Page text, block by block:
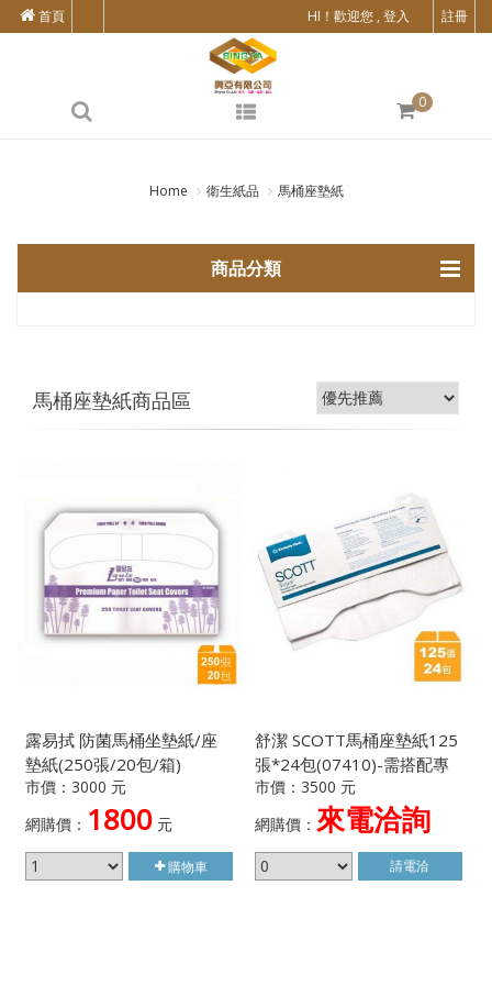
HI！歡迎您 , 登入 註冊
首頁
0
Home 衛生紙品 馬桶座墊紙
商品分類
馬桶座墊紙商品區
露易拭 防菌馬桶坐墊紙/座
墊紙(250張/20包/箱)
市價：3000 元
網購價： 1800 元
購物車
舒潔 SCOTT馬桶座墊紙125
張*24包(07410)-需搭配專
屬架使用
市價：3500 元
網購價： 來電洽詢
請電洽